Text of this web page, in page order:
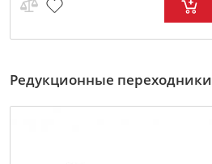
Редукционные переходники